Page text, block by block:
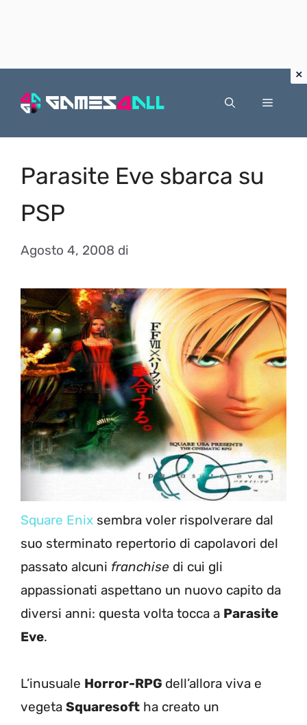
Menu
Parasite Eve sbarca su
PSP
Agosto 4, 2008 di
Square Enix sembra voler rispolverare dal
suo sterminato repertorio di capolavori del
passato alcuni franchise di cui gli
appassionati aspettano un nuovo capito da
diversi anni: questa volta tocca a Parasite
Eve.
L’inusuale Horror-RPG dell’allora viva e
vegeta Squaresoft ha creato un